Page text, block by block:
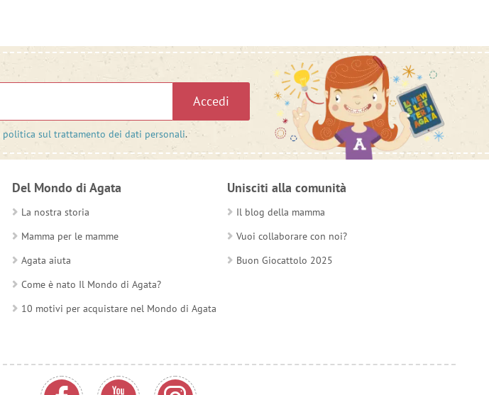
Accedi
politica sul trattamento dei dati personali.
Del Mondo di Agata
La nostra storia
Mamma per le mamme
Agata aiuta
Come è nato Il Mondo di Agata?
10 motivi per acquistare nel Mondo di Agata
Unisciti alla comunità
Il blog della mamma
Vuoi collaborare con noi?
Buon Giocattolo 2025